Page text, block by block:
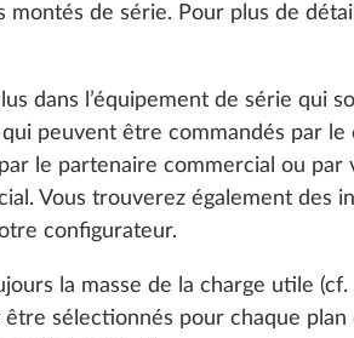
montés de série. Pour plus de
dans l’équipement de série qui
peuvent être commandés par le
le partenaire commercial ou par
Vous trouverez également des
configurateur.
la masse de la charge utile
sélectionnés pour chaque plan